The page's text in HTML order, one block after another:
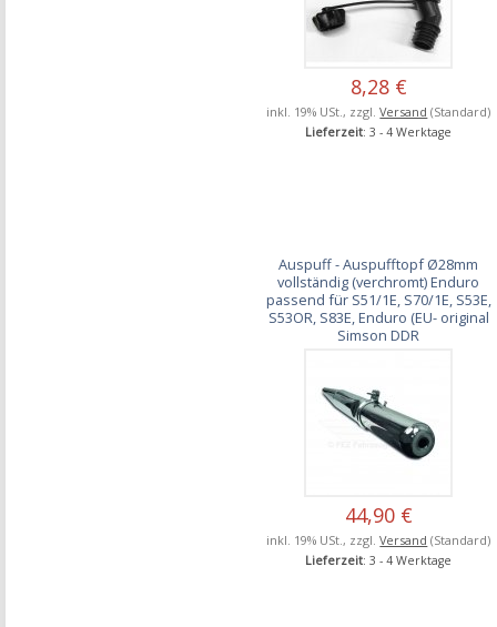
8,28 €
inkl. 19% USt., zzgl.Versand (Standard)
Lieferzeit: 3 - 4 Werktage
Auspuff - Auspufftopf Ø28mm
vollständig (verchromt) Enduro
passend für S51/1E, S70/1E, S53E,
S53OR, S83E, Enduro (EU- original
Simson DDR
44,90 €
inkl. 19% USt., zzgl.Versand (Standard)
Lieferzeit: 3 - 4 Werktage